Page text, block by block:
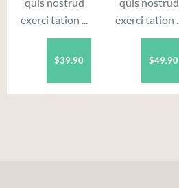
exerci tation ...
$39.90
exerci tation ...
$49.90